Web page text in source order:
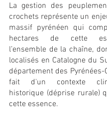
La gestion des
crochets représente un
massif pyrénéen qui
hectares de cette
l’ensemble de la chaîne,
localisés en Catalogne du
département des Pyrénées-
fait d'un contexte
historique (déprise rurale)
cette essence.